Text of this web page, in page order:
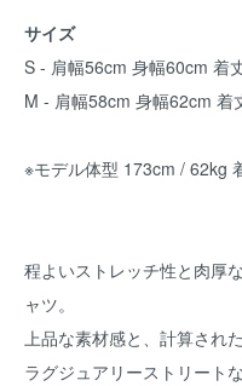
サイズ
S - 肩幅56cm 身幅60cm 着
M - 肩幅58cm 身幅62cm 着
※モデル体型 173cm / 62kg
程よいストレッチ性と肉厚
ャツ。
上品な素材感と、計算され
ラグジュアリーストリート